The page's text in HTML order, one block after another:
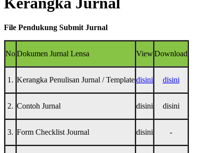
File Pendukung Submit Jurnal
NoDokumen Jurnal Lensa ViewDownload
1. Kerangka Penulisan Jurnal / Templatedisini disini
2. Contoh Jurnal disini disini
3. Form Checklist Journal disini -